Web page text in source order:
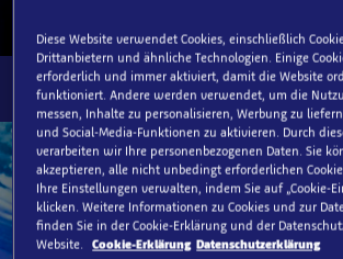
Diese Website verwendet Cookies, einschließlich
Drittanbietern und ähnliche Technologien. Einige
erforderlich und immer aktiviert, damit die Website
funktioniert. Andere werden verwendet, um die
messen, Inhalte zu personalisieren, Werbung zu
und Social-Media-Funktionen zu aktivieren. Durch
verarbeiten wir Ihre personenbezogenen Daten. Sie
akzeptieren, alle nicht unbedingt erforderlichen
Ihre Einstellungen verwalten, indem Sie auf „Cookie-
klicken. Weitere Informationen zu Cookies und zur
finden Sie in der Cookie-Erklärung und der
Website.
Cookie-Erklärung Datenschutzerklärung